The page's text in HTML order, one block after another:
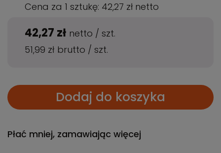
Cena za 1 sztukę: 42,27 zł netto
42,27 zł netto / szt.
51,99 zł brutto / szt.
Dodaj do koszyka
Płać mniej, zamawiając więcej